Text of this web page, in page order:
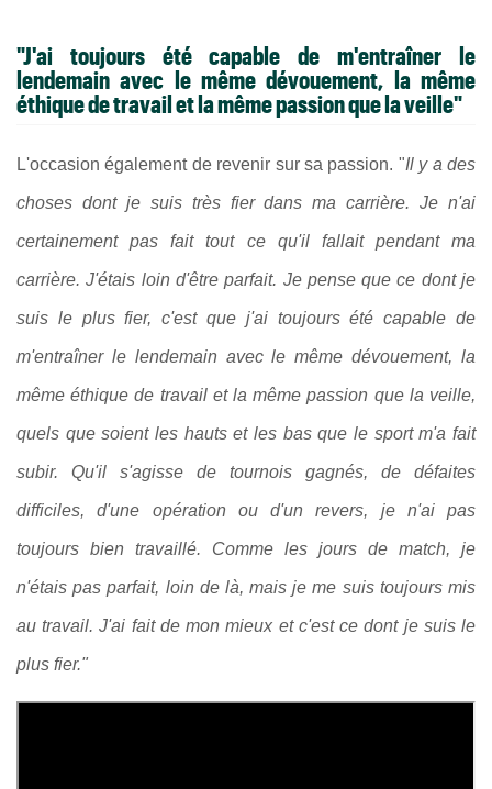
"J'ai toujours été capable de m'entraîner le
lendemain avec le même dévouement, la même
éthique de travail et la même passion que la veille"
L'occasion également de revenir sur sa passion. "Il y a des
choses dont je suis très fier dans ma carrière. Je n'ai
certainement pas fait tout ce qu'il fallait pendant ma
carrière. J'étais loin d'être parfait. Je pense que ce dont je
suis le plus fier, c'est que j'ai toujours été capable de
m'entraîner le lendemain avec le même dévouement, la
même éthique de travail et la même passion que la veille,
quels que soient les hauts et les bas que le sport m'a fait
subir. Qu'il s'agisse de tournois gagnés, de défaites
difficiles, d'une opération ou d'un revers, je n'ai pas
toujours bien travaillé. Comme les jours de match, je
n'étais pas parfait, loin de là, mais je me suis toujours mis
au travail. J'ai fait de mon mieux et c'est ce dont je suis le
plus fier."